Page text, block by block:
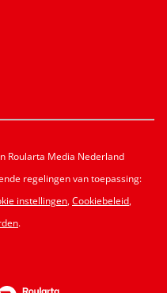
Roularta Media Nederland
regelingen van toepassing:
instellingen,Cookiebeleid,
.